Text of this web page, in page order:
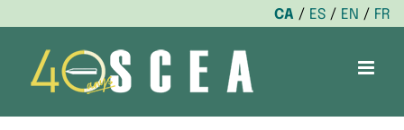
CA ES EN
FR
content